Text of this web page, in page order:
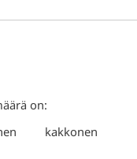
on: